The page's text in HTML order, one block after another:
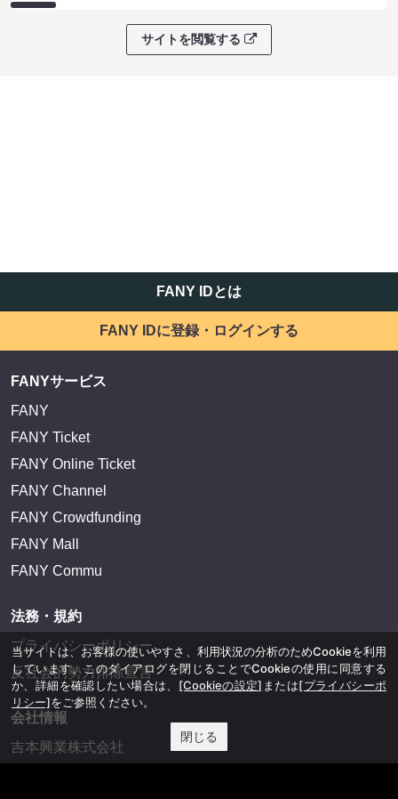
サイトを閲覧する
FANY IDとは
FANY IDに登録・ログインする
FANYサービス
FANY
FANY Ticket
FANY Online Ticket
FANY Channel
FANY Crowdfunding
FANY Mall
FANY Commu
法務・規約
プライバシーポリシー
反社会的勢力排除宣言
会社情報
吉本興業株式会社
当サイトは、お客様の使いやすさ、利用状況の分析のためCookieを利用
しています。このダイアログを閉じることでCookieの使用に同意する
か、詳細を確認したい場合は、 [Cookieの設定] または[プライバシーポ
リシー]をご参照ください。
閉じる